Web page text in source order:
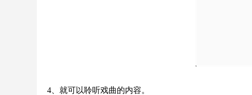
4、就可以聆听戏曲的内容。